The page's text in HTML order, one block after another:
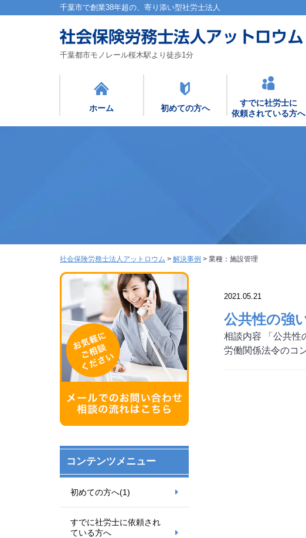
千葉市で創業38年超の、寄り添い型社労士法人
千葉都市モノレール桜木駅より徒歩1分
ホーム 初めての方へ
すでに社労士に
依頼されている方へ
社会保険労務士法人アットロウム > 解決事例 > 業種：施設管理
2021.05.21
公共性の強
相談内容 「公共性
労働関係法令のコ
コンテンツメニュー
初めての方へ(1)
すでに社労士に依頼され
ている方へ